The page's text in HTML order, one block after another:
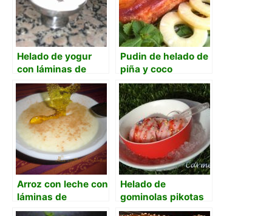
Helado de yogur
con láminas de
chocolate
Pudin de helado de
piña y coco
Arroz con leche con
láminas de
caramelo
Helado de
gominolas pikotas